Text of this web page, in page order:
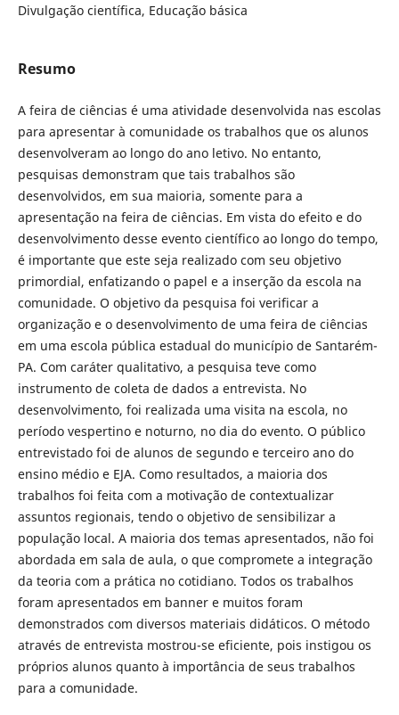
Divulgação científica, Educação básica
Resumo
A feira de ciências é uma atividade desenvolvida nas escolas
para apresentar à comunidade os trabalhos que os alunos
desenvolveram ao longo do ano letivo. No entanto,
pesquisas demonstram que tais trabalhos são
desenvolvidos, em sua maioria, somente para a
apresentação na feira de ciências. Em vista do efeito e do
desenvolvimento desse evento científico ao longo do tempo,
é importante que este seja realizado com seu objetivo
primordial, enfatizando o papel e a inserção da escola na
comunidade. O objetivo da pesquisa foi verificar a
organização e o desenvolvimento de uma feira de ciências
em uma escola pública estadual do município de Santarém-
PA. Com caráter qualitativo, a pesquisa teve como
instrumento de coleta de dados a entrevista. No
desenvolvimento, foi realizada uma visita na escola, no
período vespertino e noturno, no dia do evento. O público
entrevistado foi de alunos de segundo e terceiro ano do
ensino médio e EJA. Como resultados, a maioria dos
trabalhos foi feita com a motivação de contextualizar
assuntos regionais, tendo o objetivo de sensibilizar a
população local. A maioria dos temas apresentados, não foi
abordada em sala de aula, o que compromete a integração
da teoria com a prática no cotidiano. Todos os trabalhos
foram apresentados em banner e muitos foram
demonstrados com diversos materiais didáticos. O método
através de entrevista mostrou-se eficiente, pois instigou os
próprios alunos quanto à importância de seus trabalhos
para a comunidade.